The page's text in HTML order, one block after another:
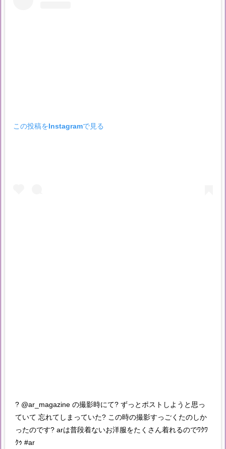
この投稿をInstagramで見る
? @ar_magazine の撮影時にて? ずっとポストしようと思っ
ていて 忘れてしまっていた? この時の撮影すっごくたのしか
ったのです? arは普段着ないお洋服をたくさん着れるのでﾜｸﾜ
ｸｩ #ar